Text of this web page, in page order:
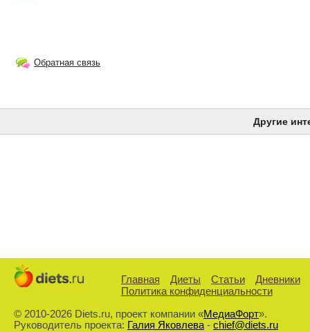
Обратная связь
Другие
Главная Диеты Статьи
Дневники
Политика конфиденциальности
© 2010-2026 Diets.ru, проект компании «МедиаФорт».
Руководитель проекта: Галия Яковлева- chief@diets.ru